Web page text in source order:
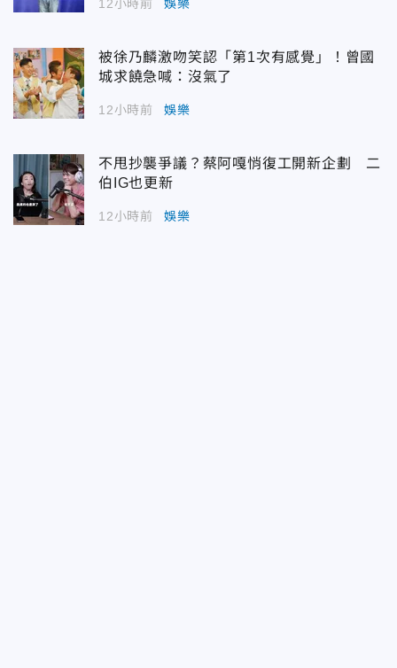
12小時前 娛樂
被徐乃麟激吻笑認「第1次有感覺」！曾國
城求饒急喊：沒氣了
12小時前 娛樂
不甩抄襲爭議？蔡阿嘎悄復工開新企劃 二
伯IG也更新
12小時前 娛樂